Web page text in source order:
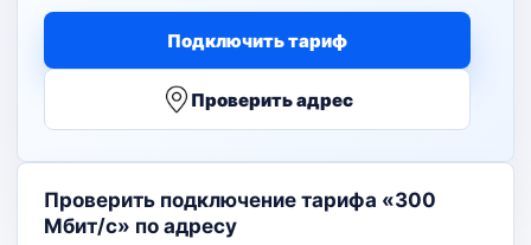
Подключить тариф
Проверить адрес
Проверить подключение тарифа «300
Мбит/с» по адресу